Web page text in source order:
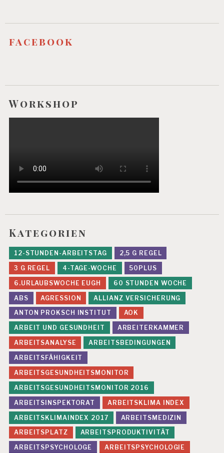
V
N
G
H
IS
C
H
E
A
S
T
U
N
G
E
N
F
E
H
L
B
E
A
N
S
P
R
U
C
facebook
Workshop
Kategorien
12-STUNDEN-ARBEITSTAG
2,5 G REGEL
3 G REGEL
4-TAGE-WOCHE
50PLUS
6.URLAUBSWOCHE EUGH
60 STUNDEN WOCHE
ABS
AGRESSION
ALLIANZ VERSICHERUNG
ANTON PROKSCH INSTITUT
AOK
ARBEIT UND GESUNDHEIT
ARBEITERKAMMER
ARBEITSANALYSE
ARBEITSBEDINGUNGEN
ARBEITSFÄHIGKEIT
ARBEITSGESUNDHEITSMONITOR
ARBEITSGESUNDHEITSMONITOR 2016
ARBEITSINSPEKTORAT
ARBEITSKLIMA INDEX
ARBEITSKLIMAINDEX 2017
ARBEITSMEDIZIN
ARBEITSPLATZ
ARBEITSPRODUKTIVITÄT
ARBEITSPSYCHOLOGE
ARBEITSPSYCHOLOGIE